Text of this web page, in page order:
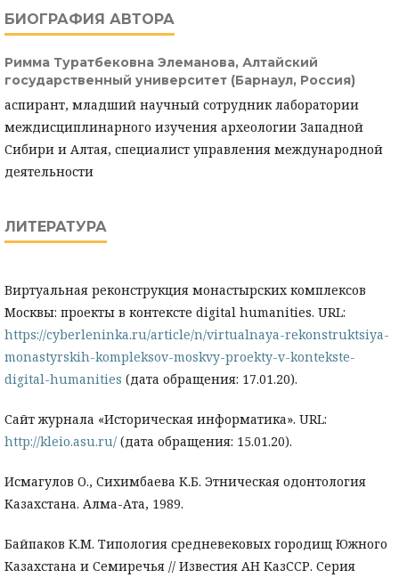
БИОГРАФИЯ АВТОРА
Римма Туратбековна Элеманова, Алтайский
государственный университет (Барнаул, Россия)
аспирант, младший научный сотрудник лаборатории
междисциплинарного изучения археологии Западной
Сибири и Алтая, специалист управления международной
деятельности
ЛИТЕРАТУРА
Виртуальная реконструкция монастырских комплексов
Москвы: проекты в контексте digital humanities. URL:
https://cyberleninka.ru/article/n/virtualnaya-rekonstruktsiya-
monastyrskih-kompleksov-moskvy-proekty-v-kontekste-
digital-humanities (дата обращения: 17.01.20).
Сайт журнала «Историческая информатика». URL:
http://kleio.asu.ru/ (дата обращения: 15.01.20).
Исмагулов О., Сихимбаева К.Б. Этническая одонтология
Казахстана. Алма-Ата, 1989.
Байпаков К.М. Типология средневековых городищ Южного
Казахстана и Семиречья // Известия АН КазССР. Серия